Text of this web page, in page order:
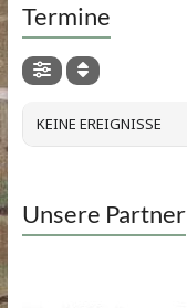
Termine
KEINE EREIGNISSE
Unsere Partner